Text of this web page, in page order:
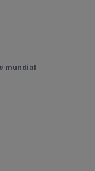
mundial